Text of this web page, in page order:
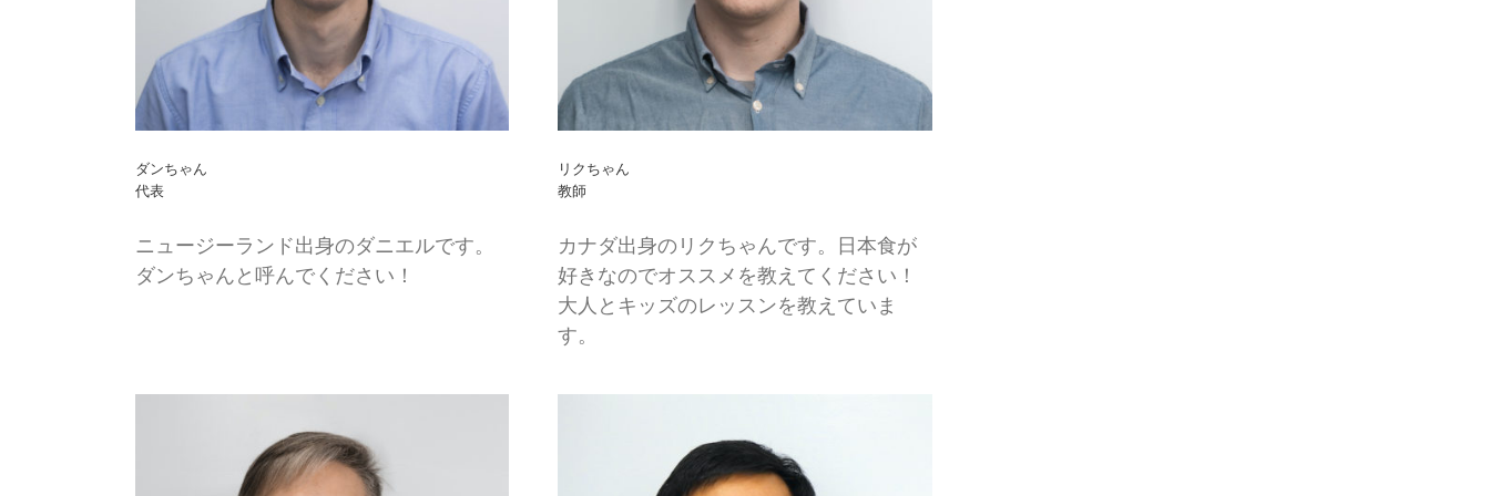
ダンちゃん
代表
ニュージーランド出身のダニエルです。
ダンちゃんと呼んでください！
リクちゃん
教師
カナダ出身のリクちゃんです。日本食が
好きなのでオススメを教えてください！
大人とキッズのレッスンを教えていま
す。